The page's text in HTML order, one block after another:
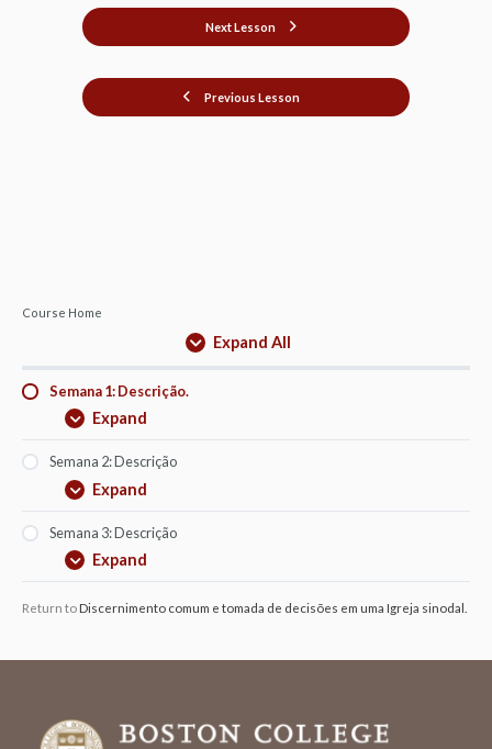
Course Home
Expand All
Semana 1: Descrição.
Expand
Semana 2: Descrição
Expand
Semana 3: Descrição
Expand
Return toDiscernimento comum e tomada de decisões em uma Igreja sinodal.
Previous Lesson
Next Lesson